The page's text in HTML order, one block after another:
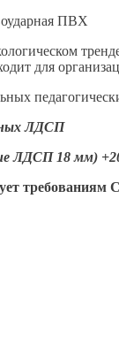
ПВХ
для
ЛДСП
ЛДСП 18 мм)
требованиям